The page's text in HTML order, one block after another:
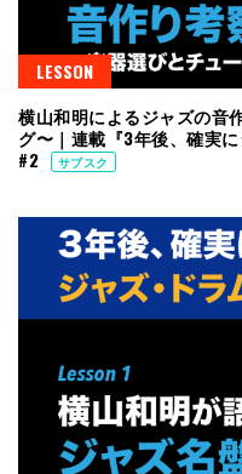
LESSON
横山和明によるジャズの音
グ〜｜連載『3年後、確実
#2
サブスク